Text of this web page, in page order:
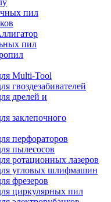
пил
пил
Multi-Tool
гвоздезабивателей
дрелей и
заклепочного
перфораторов
пылесосов
ротационных лазеров
угловых шлифмашин
фрезеров
циркулярных пил